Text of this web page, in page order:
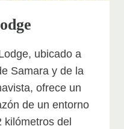
ubicado a
Samara y de la
ofrece un
de un entorno
kilómetros del